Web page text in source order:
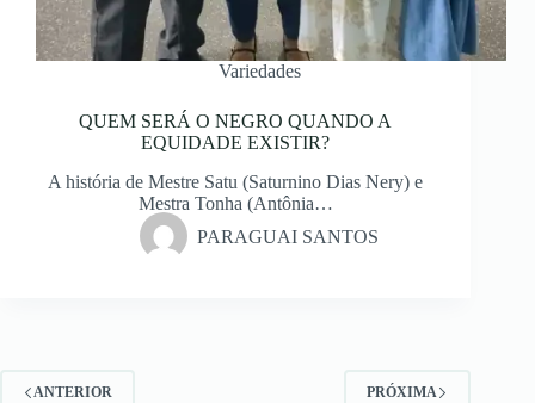
Variedades
QUEM SERÁ O NEGRO QUANDO A
EQUIDADE EXISTIR?
A história de Mestre Satu (Saturnino Dias Nery) e
Mestra Tonha (Antônia…
PARAGUAI SANTOS
ANTERIOR PRÓXIMA